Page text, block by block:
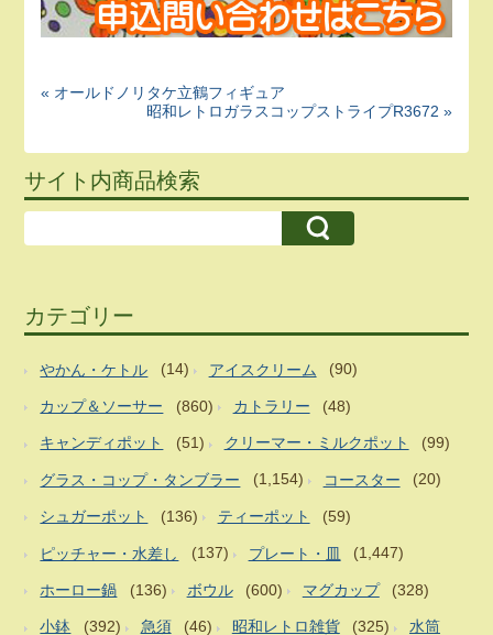
« オールドノリタケ立鶴フィギュア
昭和レトロガラスコップストライプR3672 »
サイト内商品検索
カテゴリー
やかん・ケトル (14) アイスクリーム (90)
カップ＆ソーサー (860) カトラリー (48)
キャンディポット (51) クリーマー・ミルクポット (99)
グラス・コップ・タンブラー (1,154) コースター (20)
シュガーポット (136) ティーポット (59)
ピッチャー・水差し (137) プレート・皿 (1,447)
ホーロー鍋 (136) ボウル (600) マグカップ (328)
小鉢 (392) 急須 (46) 昭和レトロ雑貨 (325) 水筒